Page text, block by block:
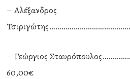
– Αλέξανδρος
– Γεώργιος
60,00€